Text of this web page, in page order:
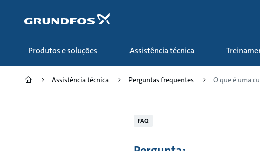
conteúdo
principal
Produtos e soluções Assistência técnica
Assistência técnica Perguntas frequentes O que é uma
FAQ